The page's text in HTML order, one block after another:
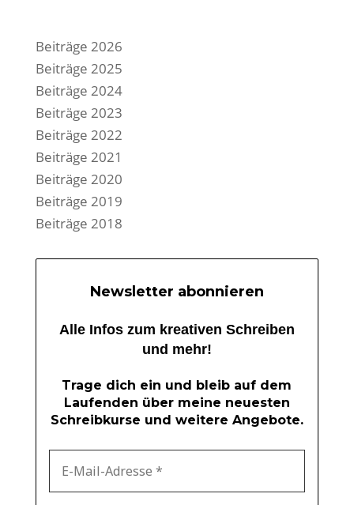
Beiträge 2026
Beiträge 2025
Beiträge 2024
Beiträge 2023
Beiträge 2022
Beiträge 2021
Beiträge 2020
Beiträge 2019
Beiträge 2018
Newsletter abonnieren
Alle Infos zum kreativen Schreiben
und mehr!
Trage dich ein und bleib auf dem
Laufenden über meine neuesten
Schreibkurse und weitere Angebote.